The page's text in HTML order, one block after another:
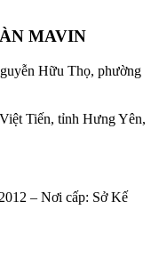
MAVIN
Hữu Thọ, phường
Tiến, tỉnh Hưng Yên,
– Nơi cấp: Sở Kế